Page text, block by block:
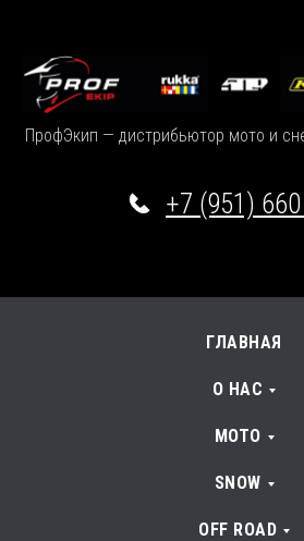
ПрофЭкип — дистрибьютор мото и
+7 (951)
ГЛАВНАЯ
О НАС
МОТО
SNOW
OFF ROAD